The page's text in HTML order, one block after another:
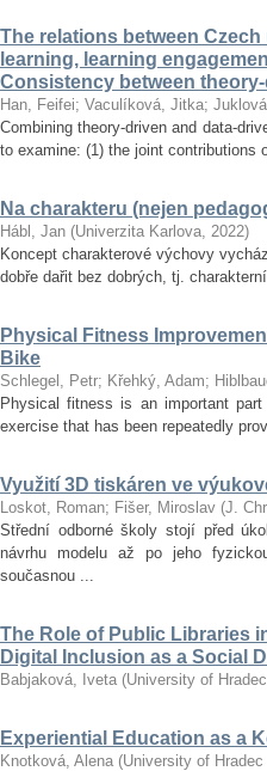
The relations between
learning, learning
Consistency between
Han, Feifei; Vaculíková, Jitka;
Combining theory-driven and data-
to examine: (1) the joint contributions
Na charakteru (nejen
Hábl, Jan (Univerzita Karlova, 2022)
Koncept charakterové výchovy
dobře dařit bez dobrých, tj.
Physical Fitness
Bike
Schlegel, Petr; Křehký, Adam;
Physical fitness is an important
exercise that has been repeatedly
Využití 3D tiskáren ve
Loskot, Roman; Fišer, Miroslav (J.
Střední odborné školy stojí před
návrhu modelu až po jeho
současnou ...
The Role of Public Libraries
Digital Inclusion as a Social
Babjaková, Iveta (University of
Experiential Education as a
Knotková, Alena (University of